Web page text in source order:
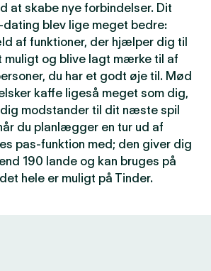
at skabe nye forbindelser. Dit
blev lige meget bedre:
af funktioner, der hjælper dig til
muligt og blive lagt mærke til af
du har et godt øje til. Mød
kaffe ligeså meget som dig,
modstander til dit næste spil
du planlægger en tur ud af
pas-funktion med; den giver dig
190 lande og kan bruges på
hele er muligt på Tinder.